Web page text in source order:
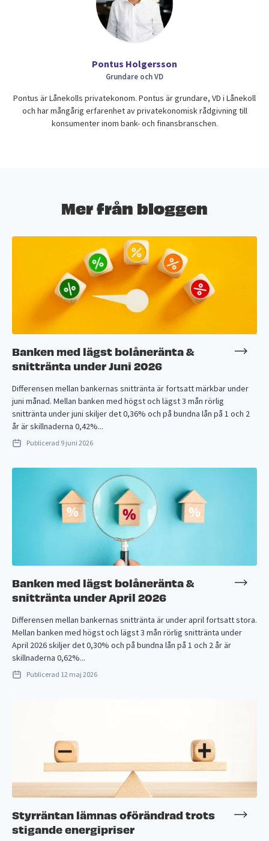
Pontus Holgersson
Grundare och VD
Pontus är Lånekolls privatekonom. Pontus är grundare, VD i Lånekoll
och har mångårig erfarenhet av privatekonomisk rådgivning till
konsumenter inom bank- och finansbranschen.
Mer från bloggen
Banken med lägst bolåneränta &
snittränta under Juni 2026
Differensen mellan bankernas snittränta är fortsatt märkbar under
juni månad. Mellan banken med högst och lägst 3 mån rörlig
snittränta under juni skiljer det 0,36% och på bundna lån på 1 och 2
år är skillnaderna 0,42%...
Publicerad 9 juni 2026
Banken med lägst bolåneränta &
snittränta under April 2026
Differensen mellan bankernas snittränta är under april fortsatt stora.
Mellan banken med högst och lägst 3 mån rörlig snittränta under
April 2026 skiljer det 0,30% och på bundna lån på 1 och 2 år är
skillnaderna 0,62%...
Publicerad 12 maj 2026
Styrräntan lämnas oförändrad trots
stigande energipriser